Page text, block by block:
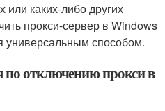
каких-либо других
прокси-сервер в Windows
универсальным способом.
отключению прокси в